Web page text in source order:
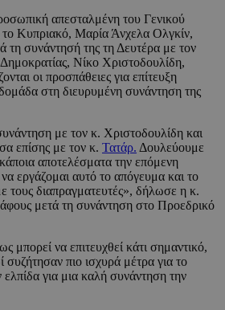
απεσταλμένη του Γενικού
Κυπριακό, Μαρία Άνχελα Ολγκίν,
τη συνάντησή της τη Δευτέρα με τον
Νίκο Χριστοδουλίδη,
οι προσπάθειες για επίτευξη
στη διευρυμένη συνάντηση της
με τον κ. Χριστοδουλίδη και
επίσης με τον κ. Τατάρ. Δουλεύουμε
αποτελέσματα την επόμενη
εργάζομαι αυτό το απόγευμα και το
τους διαπραγματευτές», δήλωσε η κ.
μετά τη συνάντηση στο Προεδρικό
μπορεί να επιτευχθεί κάτι σημαντικό,
συζήτησαν πιο ισχυρά μέτρα για το
για μια καλή συνάντηση την